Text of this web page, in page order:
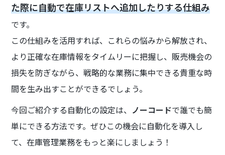
た際に自動で在庫リストへ追加したりする仕組み
です。
この仕組みを活用すれば、これらの悩みから解放され、
より正確な在庫情報をタイムリーに把握し、販売機会の
損失を防ぎながら、戦略的な業務に集中できる貴重な時
間を生み出すことができるでしょう。
今回ご紹介する自動化の設定は、 ノーコードで誰でも簡
単にできる方法です。ぜひこの機会に自動化を導入し
て、在庫管理業務をもっと楽にしましょう！